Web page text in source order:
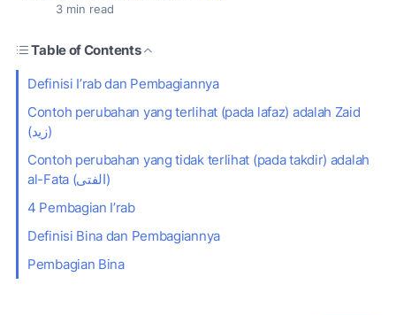
3 min read
Table of Contents
Definisi I’rab dan Pembagiannya
Contoh perubahan yang terlihat (pada lafaz) adalah Zaid
(زيد)
Contoh perubahan yang tidak terlihat (pada takdir) adalah
al-Fata (الفتى)
4 Pembagian I’rab
Definisi Bina dan Pembagiannya
Pembagian Bina